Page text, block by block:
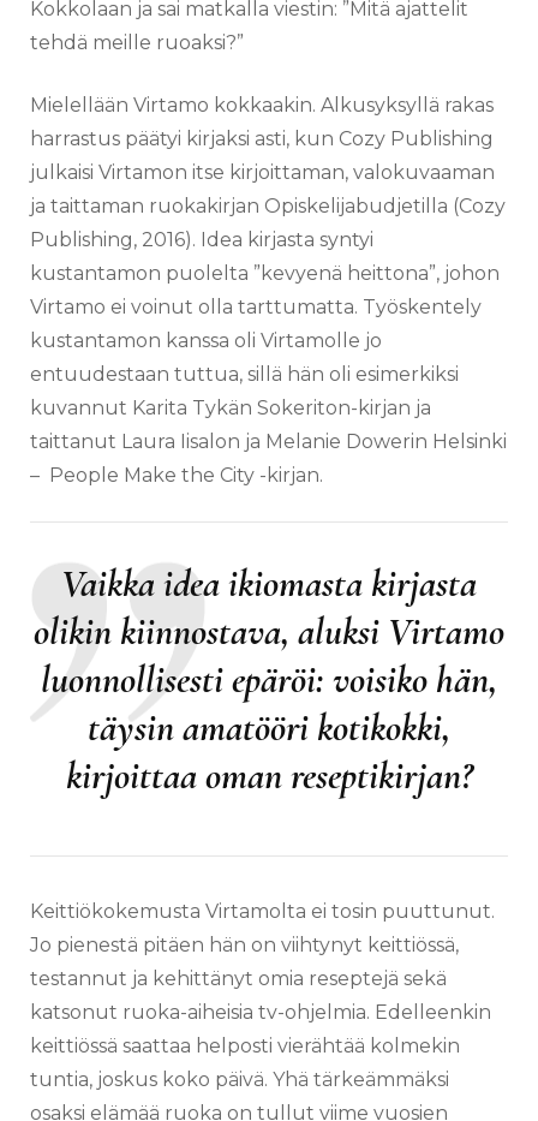
Kokkolaan ja sai matkalla viestin: ”Mitä ajattelit
tehdä meille ruoaksi?”
Mielellään Virtamo kokkaakin. Alkusyksyllä rakas
harrastus päätyi kirjaksi asti, kun Cozy Publishing
julkaisi Virtamon itse kirjoittaman, valokuvaaman
ja taittaman ruokakirjan Opiskelijabudjetilla (Cozy
Publishing, 2016). Idea kirjasta syntyi
kustantamon puolelta ”kevyenä heittona”, johon
Virtamo ei voinut olla tarttumatta. Työskentely
kustantamon kanssa oli Virtamolle jo
entuudestaan tuttua, sillä hän oli esimerkiksi
kuvannut Karita Tykän Sokeriton-kirjan ja
taittanut Laura Iisalon ja Melanie Dowerin Helsinki
– People Make the City -kirjan.
Vaikka idea ikiomasta kirjasta
olikin kiinnostava, aluksi Virtamo
luonnollisesti epäröi: voisiko hän,
täysin amatööri kotikokki,
kirjoittaa oman reseptikirjan?
Keittiökokemusta Virtamolta ei tosin puuttunut.
Jo pienestä pitäen hän on viihtynyt keittiössä,
testannut ja kehittänyt omia reseptejä sekä
katsonut ruoka-aiheisia tv-ohjelmia. Edelleenkin
keittiössä saattaa helposti vierähtää kolmekin
tuntia, joskus koko päivä. Yhä tärkeämmäksi
osaksi elämää ruoka on tullut viime vuosien